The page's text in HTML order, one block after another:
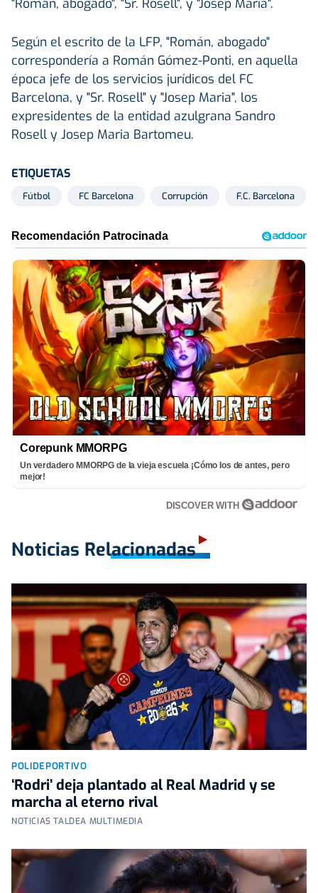
Según el escrito de la LFP, "Román, abogado"
correspondería a Román Gómez-Ponti, en aquella
época jefe de los servicios jurídicos del FC
Barcelona, y "Sr. Rosell" y "Josep Maria", los
expresidentes de la entidad azulgrana Sandro
Rosell y Josep Maria Bartomeu.
ETIQUETAS
Fútbol FC Barcelona Corrupción F.C. Barcelona
Corepunk MMORPG
Un verdadero MMORPG de la vieja escuela ¡Cómo los de antes, pero
mejor!
DISCOVER WITH
Noticias Relacionadas
POLIDEPORTIVO
‘Rodri’ deja plantado al Real Madrid y se
marcha al eterno rival
NOTICIAS TALDEA MULTIMEDIA